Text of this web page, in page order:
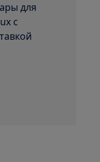
для
с